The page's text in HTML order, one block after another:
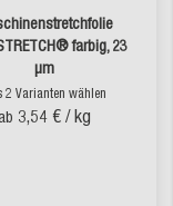
farbig, 23
µm
2 Varianten wählen
3,54 € / kg